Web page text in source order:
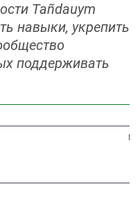
Tañdauym
навыки, укрепить
поддерживать